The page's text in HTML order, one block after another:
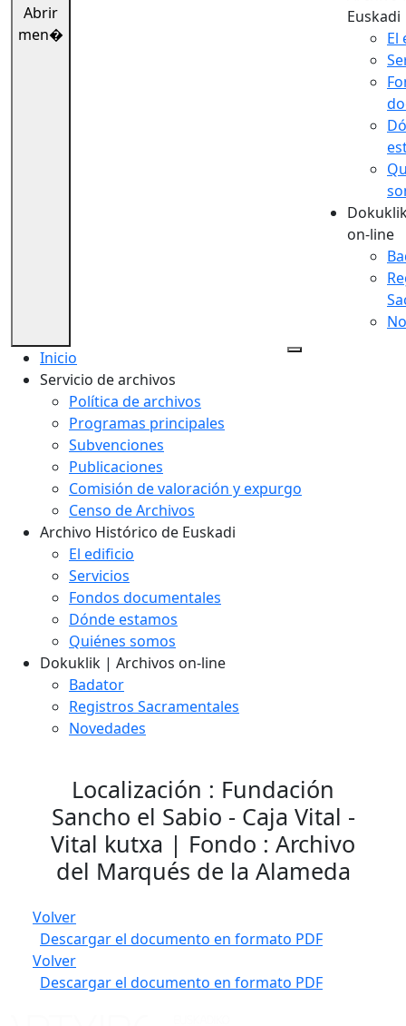
Abrir
men�
Euskadi
El
on-line
Inicio
Servicio de archivos
Política de archivos
Programas principales
Subvenciones
Publicaciones
Comisión de valoración y expurgo
Censo de Archivos
Archivo Histórico de Euskadi
El edificio
Servicios
Fondos documentales
Dónde estamos
Quiénes somos
Dokuklik | Archivos on-line
Badator
Registros Sacramentales
Novedades
Localización : Fundación
Sancho el Sabio - Caja Vital -
Vital kutxa | Fondo : Archivo
del Marqués de la Alameda
Volver
Descargar el documento en formato PDF
Volver
Descargar el documento en formato PDF